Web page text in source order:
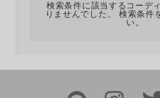
検索条件に該当するコーデ
りませんでした。 検索条件
い。